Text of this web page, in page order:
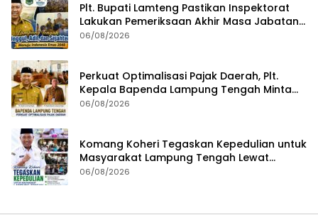
Plt. Bupati Lamteng Pastikan Inspektorat
Lakukan Pemeriksaan Akhir Masa Jabatan
51 Kepala Kampung
06/08/2026
Perkuat Optimalisasi Pajak Daerah, Plt.
Kepala Bapenda Lampung Tengah Minta
Seluruh Pengelola Tingkatkan Inovasi dan
06/08/2026
Komang Koheri Tegaskan Kepedulian untuk
Masyarakat Lampung Tengah Lewat
Penyaluran Bantuan Disabilitas
06/08/2026